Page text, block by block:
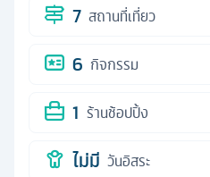
7 สถานที่เที่ยว
6 กิจกรรม
1 ร้านช้อปปิ้ง
ไม่มี วันอิสระ